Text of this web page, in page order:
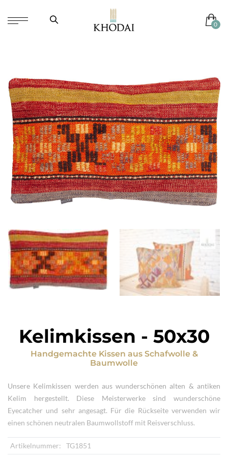
Kelimkissen - 50x30
Handgemachte Kissen aus Schafwolle &
Baumwolle
Unsere Kelimkissen werden aus wunderschönen alten & antiken
Kelim hergestellt. Diese Meisterwerke sind wunderschöne
Eyecatcher und sehr angesagt. Für die Rückseite verwenden wir
einen schönen neutralen Baumwollstoff mit Reisverschluss.
Artikelnummer:
TG1851